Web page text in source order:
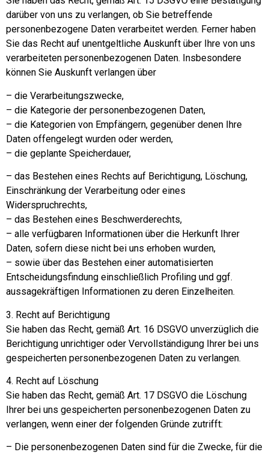
darüber von uns zu verlangen, ob Sie betreffende
personenbezogene Daten verarbeitet werden. Ferner haben
Sie das Recht auf unentgeltliche Auskunft über Ihre von uns
verarbeiteten personenbezogenen Daten. Insbesondere
können Sie Auskunft verlangen über
– die Verarbeitungszwecke,
– die Kategorie der personenbezogenen Daten,
– die Kategorien von Empfängern, gegenüber denen Ihre
Daten offengelegt wurden oder werden,
– die geplante Speicherdauer,
– das Bestehen eines Rechts auf Berichtigung, Löschung,
Einschränkung der Verarbeitung oder eines
Widerspruchrechts,
– das Bestehen eines Beschwerderechts,
– alle verfügbaren Informationen über die Herkunft Ihrer
Daten, sofern diese nicht bei uns erhoben wurden,
– sowie über das Bestehen einer automatisierten
Entscheidungsfindung einschließlich Profiling und ggf.
aussagekräftigen Informationen zu deren Einzelheiten.
3. Recht auf Berichtigung
Sie haben das Recht, gemäß Art. 16 DSGVO unverzüglich die
Berichtigung unrichtiger oder Vervollständigung Ihrer bei uns
gespeicherten personenbezogenen Daten zu verlangen.
4. Recht auf Löschung
Sie haben das Recht, gemäß Art. 17 DSGVO die Löschung
Ihrer bei uns gespeicherten personenbezogenen Daten zu
verlangen, wenn einer der folgenden Gründe zutrifft:
– Die personenbezogenen Daten sind für die Zwecke, für die